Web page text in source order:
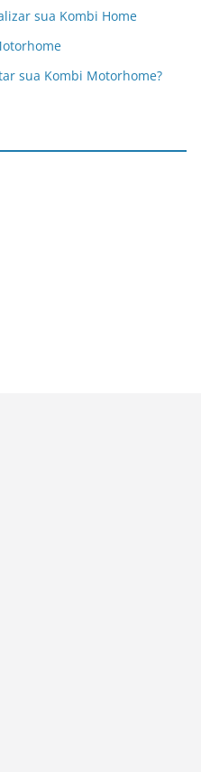
sua Kombi Home
sua Kombi Motorhome?